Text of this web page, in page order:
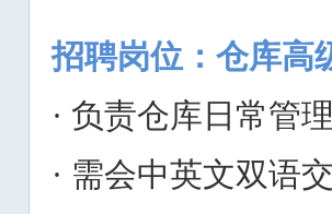
招聘岗位：仓库高
· 负责仓库日常管
· 需会中英文双语